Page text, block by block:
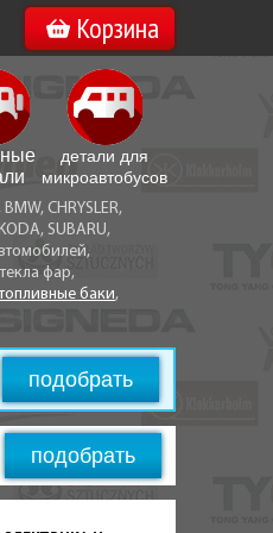
Корзина
детали для
микро­автобусов
CHRYSLER,
SUBARU,
фар,
топливные баки,